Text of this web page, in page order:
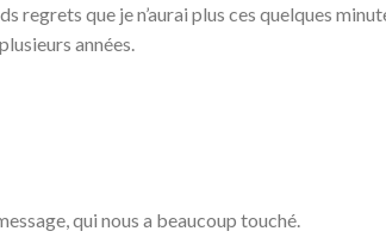
regrets que je n’aurai plus ces quelques
années.
qui nous a beaucoup touché.